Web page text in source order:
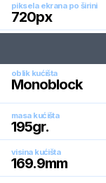
piksela ekrana po širini
720px
oblik kućišta
Monoblock
masa kućišta
195gr.
visina kućišta
169.9mm